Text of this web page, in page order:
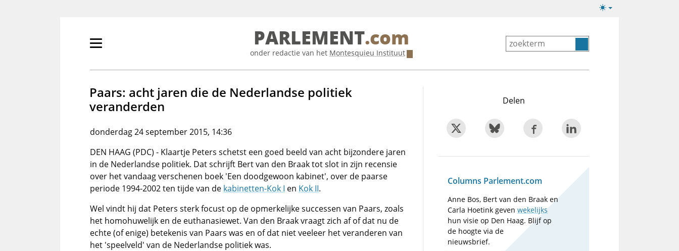
Lichte/donkere
Primair
tonen/verbergen
PARLEMENT.com
onder redactie van het Montesquieu Instituut
Paars: acht jaren die de Nederlandse politiek
veranderden
donderdag 24 september 2015, 14:36
DEN HAAG (PDC) - Klaartje Peters schetst een goed beeld van acht bijzondere jaren
in de Nederlandse politiek. Dat schrijft Bert van den Braak tot slot in zijn recensie
over het vandaag verschenen boek 'Een doodgewoon kabinet', over de paarse
periode 1994-2002 ten tijde van de kabinetten-Kok I en Kok II.
Wel vindt hij dat Peters sterk focust op de opmerkelijke successen van Paars, zoals
het homohuwelijk en de euthanasiewet. Van den Braak vraagt zich af of dat nu de
echte (of enige) betekenis van Paars was en of dat niet veeleer het veranderen van
het 'speelveld' van de Nederlandse politiek was.
Delen
Columns Parlement.com
Anne Bos, Bert van den Braak en
Carla Hoetink gevenwekelijks
hun visie op Den Haag. Blijf op
de hoogte via de
nieuwsbrief.